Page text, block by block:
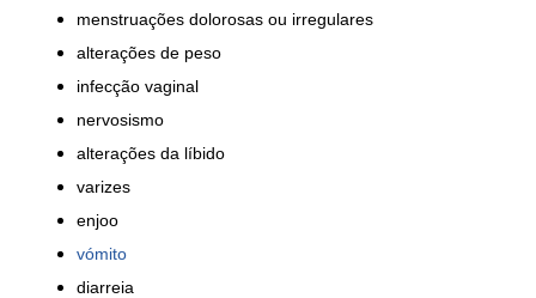
menstruações dolorosas ou irregulares
alterações de peso
infecção vaginal
nervosismo
alterações da líbido
varizes
enjoo
vómito
diarreia